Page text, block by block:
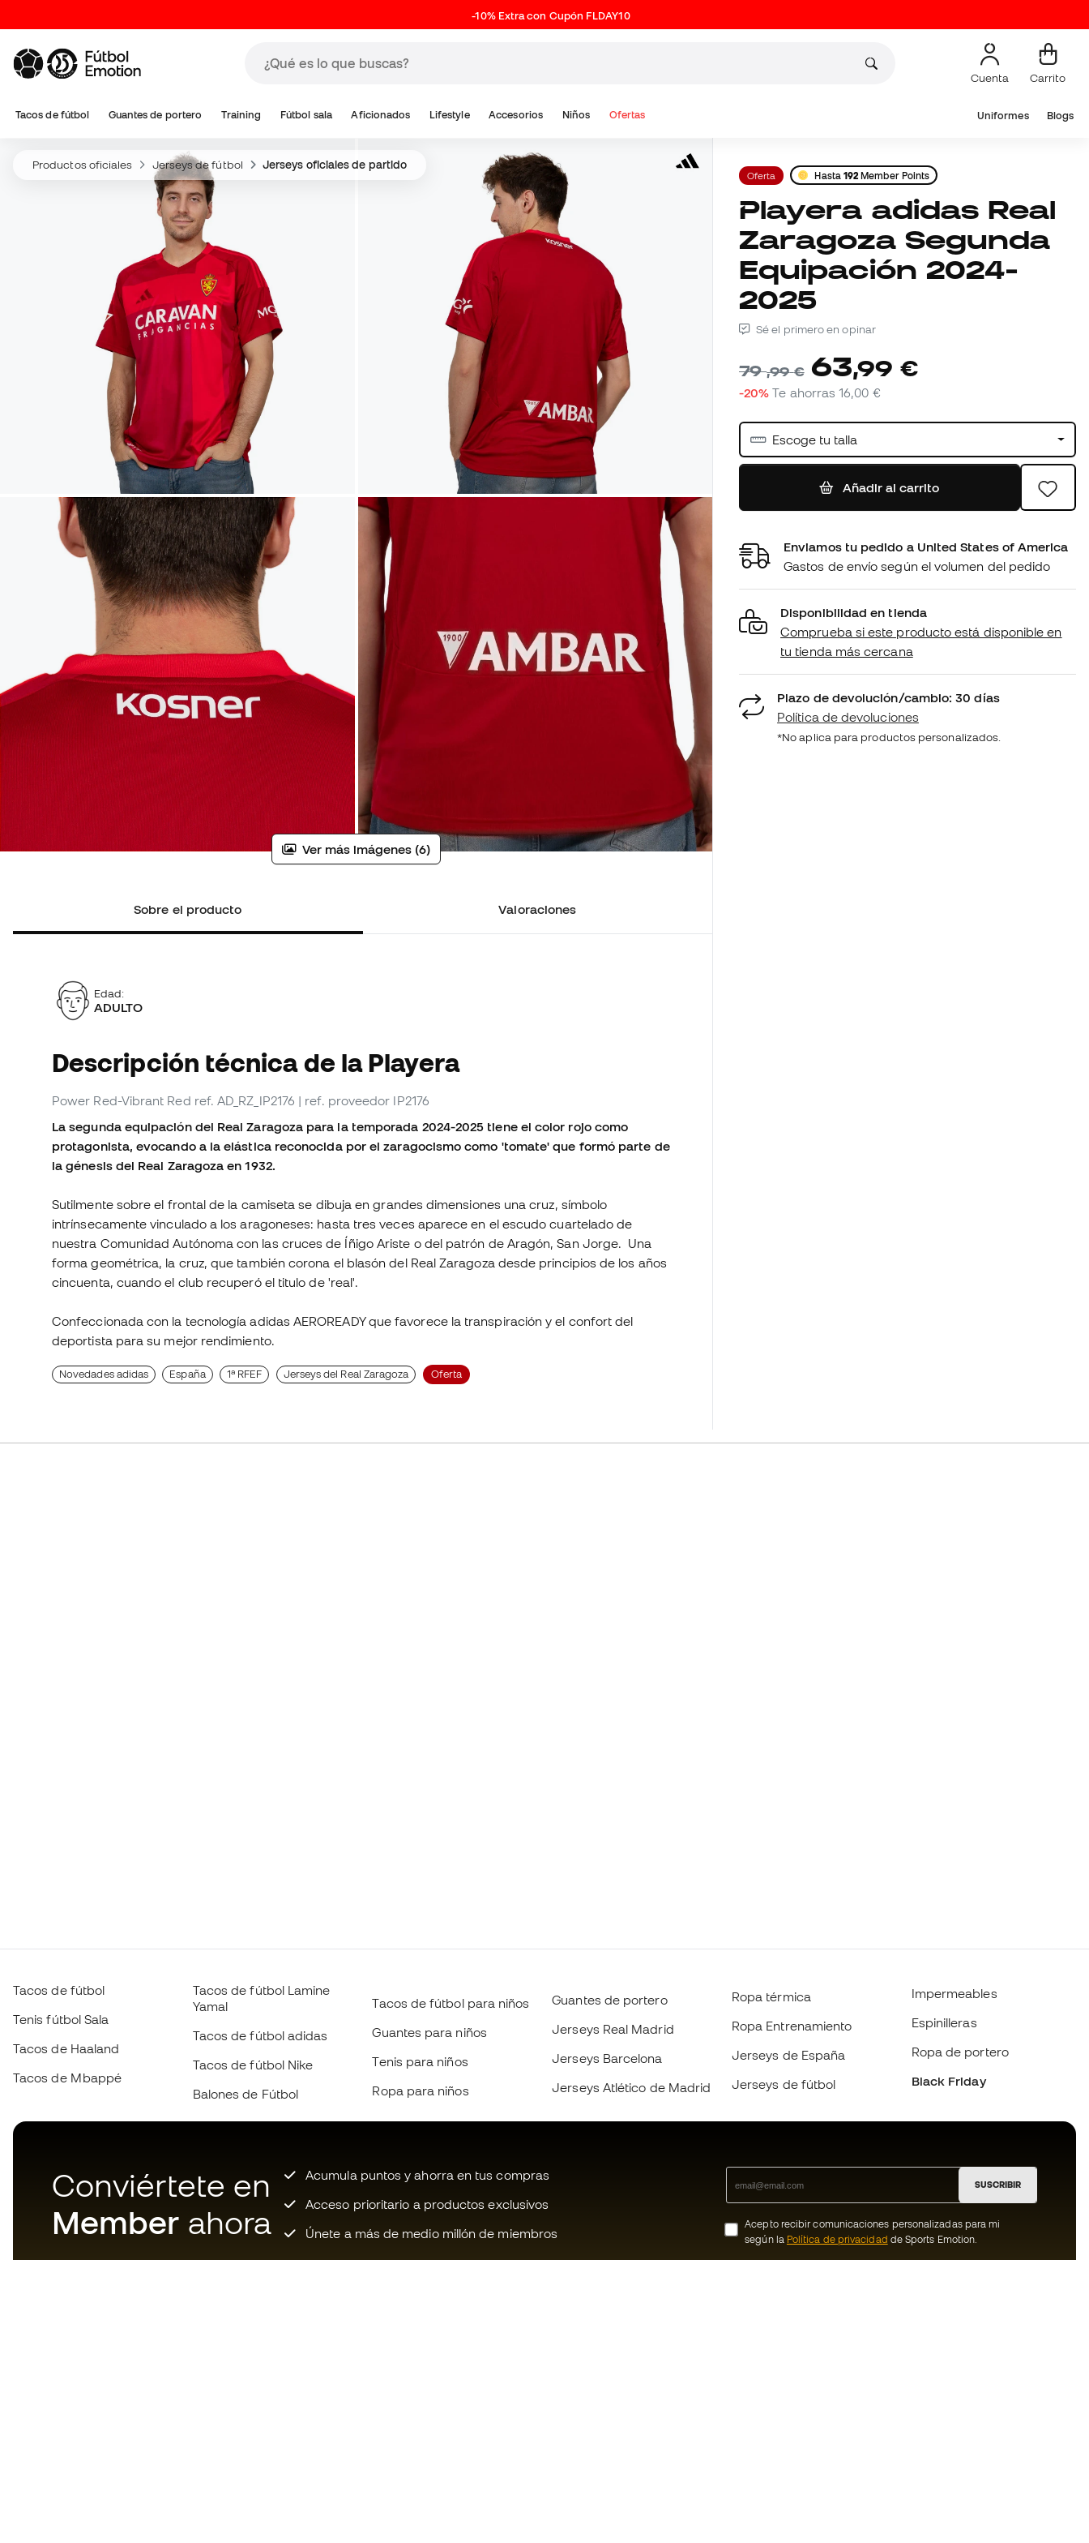
-10% Extra con Cupón FLDAY10
Cuenta Carrito
Tacos de fútbol Guantes de portero Training Fútbol sala Aficionados Lifestyle Accesorios Niños Ofertas Uniformes Blogs
Productos oficiales Jerseys de fútbol Jerseys oficiales de partido
Ver más imágenes (6)
Sobre el producto Valoraciones
Edad:
ADULTO
Descripción técnica de la Playera
Power Red-Vibrant Red ref. AD_RZ_IP2176 | ref. proveedor IP2176
La segunda equipación del Real Zaragoza para la temporada 2024-2025 tiene el color rojo como
protagonista, evocando a la elástica reconocida por el zaragocismo como 'tomate' que formó parte de
la génesis del Real Zaragoza en 1932.
Sutilmente sobre el frontal de la camiseta se dibuja en grandes dimensiones una cruz, símbolo
intrínsecamente vinculado a los aragoneses: hasta tres veces aparece en el escudo cuartelado de
nuestra Comunidad Autónoma con las cruces de Íñigo Ariste o del patrón de Aragón, San Jorge. Una
forma geométrica, la cruz, que también corona el blasón del Real Zaragoza desde principios de los años
cincuenta, cuando el club recuperó el titulo de 'real'.
Confeccionada con la tecnología adidas AEROREADY que favorece la transpiración y el confort del
deportista para su mejor rendimiento.
Novedades adidas España 1ª RFEF Jerseys del Real Zaragoza Oferta
Oferta Hasta 192 Member Points
Playera adidas Real
Zaragoza Segunda
Equipación 2024-
2025
Sé el primero en opinar
79,99 € 63,99 €
-20% Te ahorras16,00 €
Escoge tu talla
Añadir al carrito
Enviamos tu pedido a United States of America
Gastos de envío según el volumen del pedido
Disponibilidad en tienda
Comprueba si este producto está disponible en
tu tienda más cercana
Plazo de devolución/cambio: 30 días
Política de devoluciones
*No aplica para productos personalizados.
Tacos de fútbol
Tenis fútbol Sala
Tacos de Haaland
Tacos de Mbappé
Tacos de fútbol Lamine
Yamal
Tacos de fútbol adidas
Tacos de fútbol Nike
Balones de Fútbol
Tacos de fútbol para niños
Guantes para niños
Tenis para niños
Ropa para niños
Guantes de portero
Jerseys Real Madrid
Jerseys Barcelona
Jerseys Atlético de Madrid
Ropa térmica
Ropa Entrenamiento
Jerseys de España
Jerseys de fútbol
Impermeables
Espinilleras
Ropa de portero
Black Friday
Conviértete en
Member ahora
Acumula puntos y ahorra en tus compras
Acceso prioritario a productos exclusivos
Únete a más de medio millón de miembros
SUSCRIBIR
Acepto recibir comunicaciones personalizadas para mi
según la Política de privacidad de Sports Emotion.